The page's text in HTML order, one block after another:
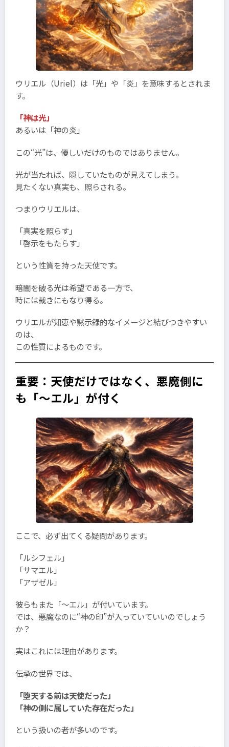
ウリエル（Uriel）は「光」や「炎」を意味するとされま
す。
「神は光」
あるいは「神の炎」
この“光”は、優しいだけのものではありません。
光が当たれば、隠していたものが見えてしまう。
見たくない真実も、照らされる。
つまりウリエルは、
「真実を照らす」
「啓示をもたらす」
という性質を持った天使です。
暗闇を破る光は希望である一方で、
時には裁きにもなり得る。
ウリエルが知恵や黙示録的なイメージと結びつきやすい
のは、
この性質によるものです。
重要：天使だけではなく、悪魔側に
も「～エル」が付く
ここで、必ず出てくる疑問があります。
「ルシフェル」
「サマエル」
「アザゼル」
彼らもまた「～エル」が付いています。
では、悪魔なのに“神の印”が入っていていいのでしょう
か？
実はこれには理由があります。
伝承の世界では、
「堕天する前は天使だった」
「神の側に属していた存在だった」
という扱いの者が多いのです。